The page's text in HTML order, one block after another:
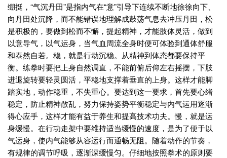
绷挺，“气沉丹田”是指内气在“意”引导下连续不断地徐徐向下、
向丹田处沉降，而不能错误地理解成鼓荡气息去冲压丹田，松
是积极的，要做到松而不懈，提起精神，才能肢体灵活，做到
以意导气，以气运身，当气血周流全身时便可体验到通体舒服
和泰然自若。稳，就是行动沉稳。从精神到体态都要保持平
衡。练拳时要把上身自然调直，不能前俯后仰左右摇摆，下肢
进退旋转要轻灵圆活，平稳地支撑着垂直的上身。这样才能脚
踏实地，动作稳重，不失重心。要达到这一要求，首先要心绪
稳定，防止精神散乱，努力保持姿势平衡稳定与内气运用逐渐
得心应手，这样才能有益于养生和提高技术功夫。慢，就是运
身缓慢。在行功走架中要维持适当缓慢的速度，是为了便于以
气运身，使内气能够从容运行而通畅无阻。随着动作的节奏，
有规律的调节呼吸，逐渐深缓慢匀。仔细地按照拳术的原则要